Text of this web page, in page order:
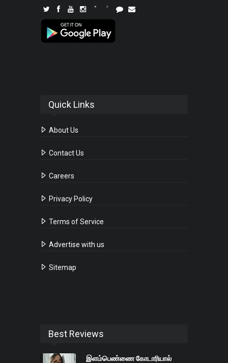
Quick Links
About Us
Contact Us
Careers
Privacy Policy
Terms of Service
Advertise with us
Sitemap
Best Reviews
இளம்பெண்ணை கோடாரியால்